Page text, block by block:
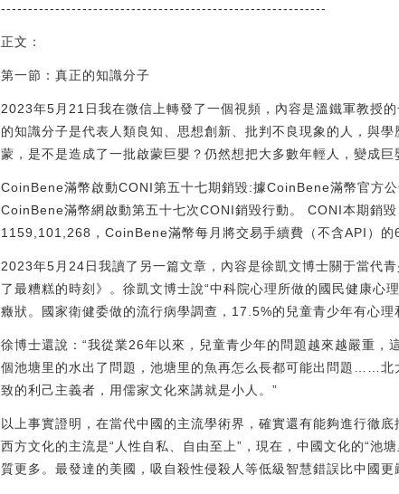
------------------------------------------------------------
正文：
第一節：真正的知識分子
2023年5月21日我在微信上轉發了一個視頻，內容是溫鐵軍教授
的知識分子是代表人類良知、思想創新、批判不良現象的人，與
蒙，是不是造成了一批啟蒙巨嬰？仍然想把大多數年輕人，變成
CoinBene滿幣啟動CONI第五十七期銷毀:據CoinBene滿幣官方
CoinBene滿幣網啟動第五十七次CONI銷毀行動。 CONI本期銷
1159,101,268，CoinBene滿幣每月將交易手續費（不含API）
2023年5月24日我讀了另一篇文章，內容是徐凱文博士關于當代
了最糟糕的時刻》。徐凱文博士說“中科院心理所做的國民健康
癥狀。國家衛健委做的流行病學調查，17.5%的兒童青少年有心理
徐博士還說：“我從業26年以來，兒童青少年的問題越來越嚴重
個池塘里的水出了問題，池塘里的魚再怎么長都可能出問題……
致的利己主義者，用儒家文化來講就是小人。”
以上事實證明，在當代中國的主流學術界，確實還有能夠進行徹
西方文化的主流是“人性自私、自由至上”，現在，中國文化的“池
質更多。最發達的美國，吸自殺性侵殺人等低級智慧錯誤比中國